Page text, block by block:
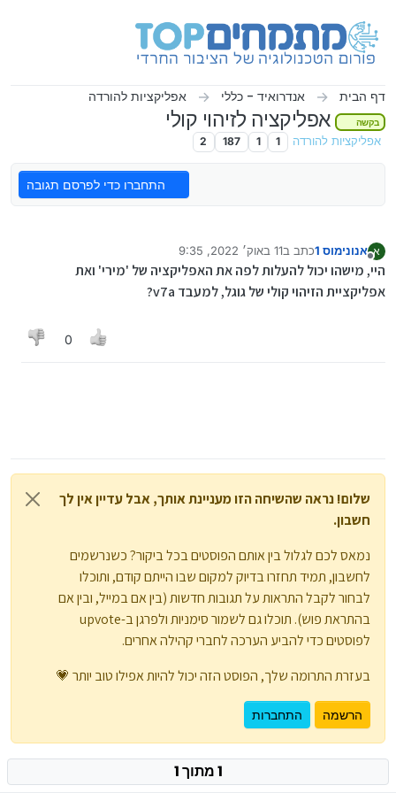
דף הבית אנדרואיד - כללי אפליקציות להורדה
בקשה אפליקציה לזיהוי קולי
אפליקציות להורדה 1
1
187
2
התחברו כדי לפרסם תגובה
א אנונימוס 1 כתב ב11 באוק׳ 2022, 9:35
נערך לאחרונה על ידי
היי, מישהו יכול להעלות לפה את האפליקציה של 'מירי' ואת
אפליקציית הזיהוי קולי של גוגל, למעבד v7a?
0
שלום! נראה שהשיחה הזו מעניינת אותך, אבל עדיין אין לך
חשבון.
נמאס לכם לגלול בין אותם הפוסטים בכל ביקור? כשנרשמים
לחשבון, תמיד תחזרו בדיוק למקום שבו הייתם קודם, ותוכלו
לבחור לקבל התראות על תגובות חדשות (בין אם במייל, ובין אם
בהתראת פוש). תוכלו גם לשמור סימניות ולפרגן ב-upvote
לפוסטים כדי להביע הערכה לחברי קהילה אחרים.
בעזרת התרומה שלך, הפוסט הזה יכול להיות אפילו טוב יותר 💗
הרשמה התחברות
1 מתוך 1